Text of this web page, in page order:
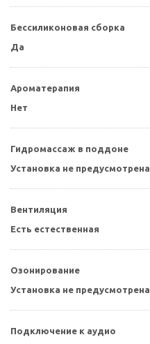
Бессиликоновая сборка
Да
Ароматерапия
Нет
Гидромассаж в поддоне
Установка не предусмотрена
Вентиляция
Есть естественная
Озонирование
Установка не предусмотрена
Подключение к аудио